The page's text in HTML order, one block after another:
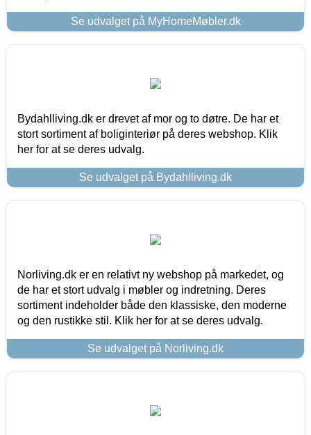
Se udvalget på MyHomeMøbler.dk
Bydahlliving.dk er drevet af mor og to døtre. De har et
stort sortiment af boliginteriør på deres webshop. Klik
her for at se deres udvalg.
Se udvalget på Bydahlliving.dk
Norliving.dk er en relativt ny webshop på markedet, og
de har et stort udvalg i møbler og indretning. Deres
sortiment indeholder både den klassiske, den moderne
og den rustikke stil. Klik her for at se deres udvalg.
Se udvalget på Norliving.dk